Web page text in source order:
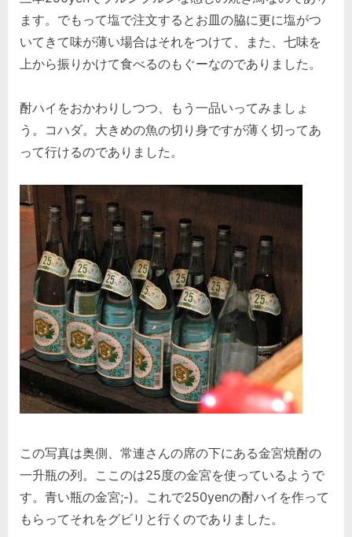
ます。でもって塩で注文するとお皿の脇に更に塩がつ
いてきて味が薄い場合はそれをつけて、また、七味を
上から振りかけて食べるのもぐーなのでありました。
酎ハイをおかわりしつつ、もう一品いってみましょ
う。コハダ。大きめの魚の切り身ですが薄く切ってあ
って行けるのでありました。
この写真は奥側、常連さんの席の下にある金宮焼酎の
一升瓶の列。ここのは25度の金宮を使っているようで
す。青い瓶の金宮;-)。これで250yenの酎ハイを作って
もらってそれをグビリと行くのでありました。